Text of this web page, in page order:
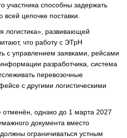
участника способны задержать
цепочке поставки.
развивающей
что работу с ЭТрН
с управлением заявками, рейсами
разработчика, система
перевозочные
с другими логистическими
однако до 1 марта 2027
документа вместо
ограничиваться устным